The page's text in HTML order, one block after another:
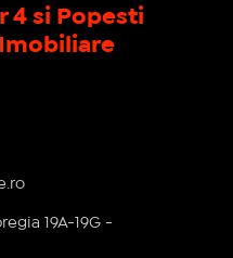
4 si Popesti
19A-19G -